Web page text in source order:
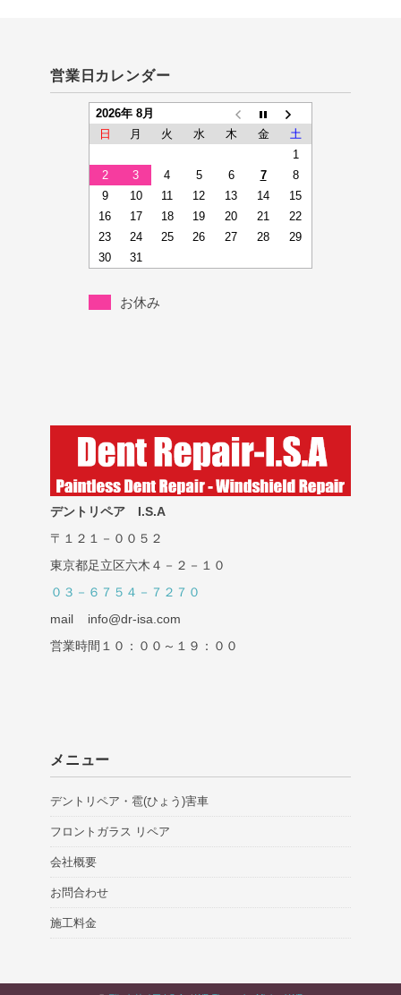
営業日カレンダー
2026年 8月
日
月 火 水 木 金
土
1
2
3 4 5 6 7
8
9
10 11 12 13 14
15
16
17 18 19 20 21
22
23
24 25 26 27 28
29
30
31
お休み
デントリペア I.S.A
〒１２１－００５２
東京都足立区六木４－２－１０
０３－６７５４－７２７０
mail info@dr-isa.com
営業時間１０：００～１９：００
メニュー
デントリペア・雹(ひょう)害車
フロントガラス リペア
会社概要
お問合わせ
施工料金